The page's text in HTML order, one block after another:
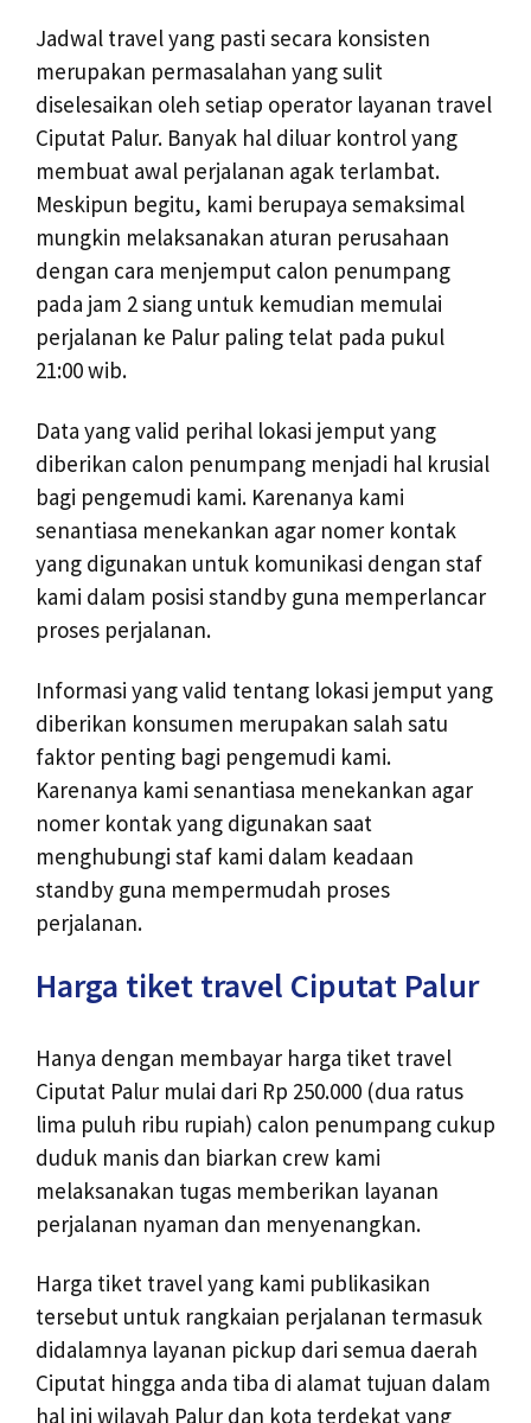
Jadwal travel yang pasti secara konsisten
merupakan permasalahan yang sulit
diselesaikan oleh setiap operator layanan travel
Ciputat Palur. Banyak hal diluar kontrol yang
membuat awal perjalanan agak terlambat.
Meskipun begitu, kami berupaya semaksimal
mungkin melaksanakan aturan perusahaan
dengan cara menjemput calon penumpang
pada jam 2 siang untuk kemudian memulai
perjalanan ke Palur paling telat pada pukul
21:00 wib.
Data yang valid perihal lokasi jemput yang
diberikan calon penumpang menjadi hal krusial
bagi pengemudi kami. Karenanya kami
senantiasa menekankan agar nomer kontak
yang digunakan untuk komunikasi dengan staf
kami dalam posisi standby guna memperlancar
proses perjalanan.
Informasi yang valid tentang lokasi jemput yang
diberikan konsumen merupakan salah satu
faktor penting bagi pengemudi kami.
Karenanya kami senantiasa menekankan agar
nomer kontak yang digunakan saat
menghubungi staf kami dalam keadaan
standby guna mempermudah proses
perjalanan.
Harga tiket travel Ciputat Palur
Hanya dengan membayar harga tiket travel
Ciputat Palur mulai dari Rp 250.000 (dua ratus
lima puluh ribu rupiah) calon penumpang cukup
duduk manis dan biarkan crew kami
melaksanakan tugas memberikan layanan
perjalanan nyaman dan menyenangkan.
Harga tiket travel yang kami publikasikan
tersebut untuk rangkaian perjalanan termasuk
didalamnya layanan pickup dari semua daerah
Ciputat hingga anda tiba di alamat tujuan dalam
hal ini wilayah Palur dan kota terdekat yang